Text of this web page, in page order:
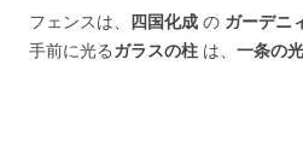
フェンスは、 四国化成 の ガーデニ
手前に光るガラスの柱 は、 一条の